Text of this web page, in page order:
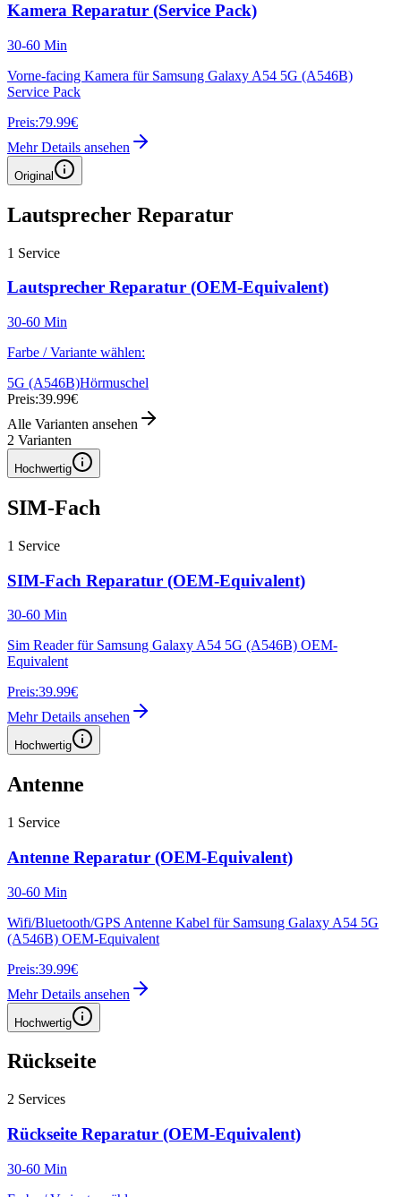
Kamera Reparatur (Service Pack)
30-60 Min
Vorne-facing Kamera für Samsung Galaxy A54 5G (A546B)
Service Pack
Preis:79.99€
Mehr Details ansehen
Original
Lautsprecher Reparatur
1 Service
Lautsprecher Reparatur (OEM-Equivalent)
30-60 Min
Farbe / Variante wählen:
5G (A546B)Hörmuschel
Preis:39.99€
Alle Varianten ansehen
2 Varianten
Hochwertig
SIM-Fach
1 Service
SIM-Fach Reparatur (OEM-Equivalent)
30-60 Min
Sim Reader für Samsung Galaxy A54 5G (A546B) OEM-
Equivalent
Preis:39.99€
Mehr Details ansehen
Hochwertig
Antenne
1 Service
Antenne Reparatur (OEM-Equivalent)
30-60 Min
Wifi/Bluetooth/GPS Antenne Kabel für Samsung Galaxy A54 5G
(A546B) OEM-Equivalent
Preis:39.99€
Mehr Details ansehen
Hochwertig
Rückseite
2 Services
Rückseite Reparatur (OEM-Equivalent)
30-60 Min